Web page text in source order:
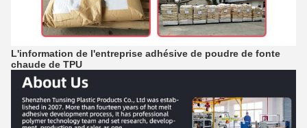
L'information de l'entreprise adhésive de poudre de fonte
chaude de TPU